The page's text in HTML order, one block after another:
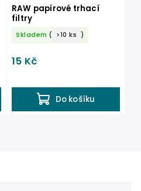
RAW papírové trhací
filtry
Skladem ( >10 ks )
15 Kč
Do košíku